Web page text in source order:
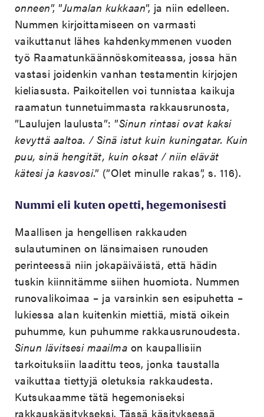
onneen”, ”Jumalan kukkaan”, ja niin edelleen.
Nummen kirjoittamiseen on varmasti
vaikuttanut lähes kahdenkymmenen vuoden
työ Raamatunkäännöskomiteassa, jossa hän
vastasi joidenkin vanhan testamentin kirjojen
kieliasusta. Paikoitellen voi tunnistaa kaikuja
raamatun tunnetuimmasta rakkausrunosta,
”Laulujen laulusta”: ”Sinun rintasi ovat kaksi
kevyttä aaltoa. / Sinä istut kuin kuningatar. Kuin
puu, sinä hengität, kuin oksat / niin elävät
kätesi ja kasvosi.” (”Olet minulle rakas”, s. 116).
Nummi eli kuten opetti, hegemonisesti
Maallisen ja hengellisen rakkauden
sulautuminen on länsimaisen runouden
perinteessä niin jokapäiväistä, että hädin
tuskin kiinnitämme siihen huomiota. Nummen
runovalikoimaa – ja varsinkin sen esipuhetta –
lukiessa alan kuitenkin miettiä, mistä oikein
puhumme, kun puhumme rakkausrunoudesta.
Sinun lävitsesi maailma on kaupallisiin
tarkoituksiin laadittu teos, jonka taustalla
vaikuttaa tiettyjä oletuksia rakkaudesta.
Kutsukaamme tätä hegemoniseksi
rakkauskäsitykseksi. Tässä käsityksessä